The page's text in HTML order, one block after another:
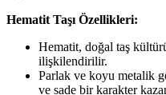
Hematit Taşı Özellikleri:
Hematit, doğal taş
ilişkilendirilir.
Parlak ve koyu metalik
ve sade bir karakter